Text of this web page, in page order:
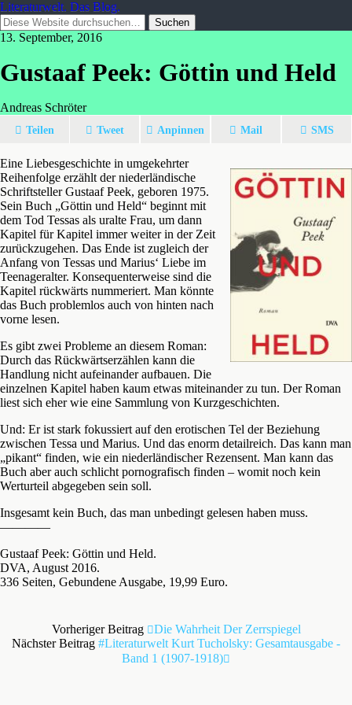
Literaturwelt. Das Blog.
13. September, 2016
Gustaaf Peek: Göttin und Held
Andreas Schröter
Teilen Tweet Anpinnen Mail SMS
Eine Liebesgeschichte in umgekehrter
Reihenfolge erzählt der niederländische
Schriftsteller Gustaaf Peek, geboren 1975.
Sein Buch „Göttin und Held“ beginnt mit
dem Tod Tessas als uralte Frau, um dann
Kapitel für Kapitel immer weiter in der Zeit
zurückzugehen. Das Ende ist zugleich der
Anfang von Tessas und Marius‘ Liebe im
Teenageralter. Konsequenterweise sind die
Kapitel rückwärts nummeriert. Man könnte
das Buch problemlos auch von hinten nach
vorne lesen.
Es gibt zwei Probleme an diesem Roman:
Durch das Rückwärtserzählen kann die
Handlung nicht aufeinander aufbauen. Die
einzelnen Kapitel haben kaum etwas miteinander zu tun. Der Roman
liest sich eher wie eine Sammlung von Kurzgeschichten.
Und: Er ist stark fokussiert auf den erotischen Tel der Beziehung
zwischen Tessa und Marius. Und das enorm detailreich. Das kann man
„pikant“ finden, wie ein niederländischer Rezensent. Man kann das
Buch aber auch schlicht pornografisch finden – womit noch kein
Werturteil abgegeben sein soll.
Insgesamt kein Buch, das man unbedingt gelesen haben muss.
————
Gustaaf Peek: Göttin und Held.
DVA, August 2016.
336 Seiten, Gebundene Ausgabe, 19,99 Euro.
Vorheriger Beitrag
Die Wahrheit Der Zerrspiegel
Nächster Beitrag #literaturwelt Kurt Tucholsky: Gesamtausgabe -
Band 1 (1907-1918)